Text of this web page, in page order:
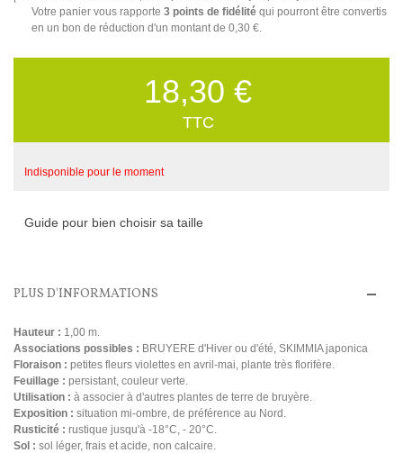
Votre panier vous rapporte 3 points de fidélité qui pourront être convertis
en un bon de réduction d'un montant de 0,30 €.
18,30 €
TTC
Indisponible pour le moment
Guide pour bien choisir sa taille
PLUS D'INFORMATIONS
Hauteur : 1,00 m.
Associations possibles : BRUYERE d'Hiver ou d'été, SKIMMIA japonica
Floraison : petites fleurs violettes en avril-mai, plante très florifère.
Feuillage : persistant, couleur verte.
Utilisation : à associer à d'autres plantes de terre de bruyère.
Exposition : situation mi-ombre, de préférence au Nord.
Rusticité : rustique jusqu'à -18°C, - 20°C.
Sol : sol léger, frais et acide, non calcaire.